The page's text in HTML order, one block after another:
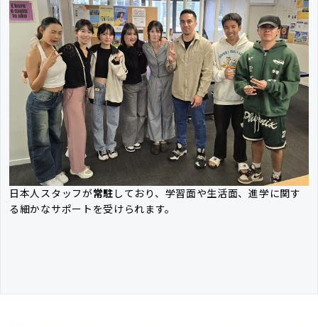
日本人スタッフが常駐 しており、学習面や生活面、進学に関す
る細かなサポートを受けられます。